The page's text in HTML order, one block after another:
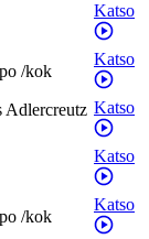
Katso
/kok
Katso
Adlercreutz Katso
Katso
/kok
Katso